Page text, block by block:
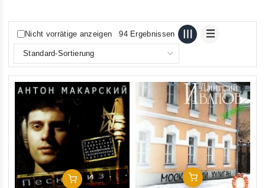
Nicht vorrätige anzeigen 94 Ergebnissen
In Den Warenkorb In Den Warenkorb